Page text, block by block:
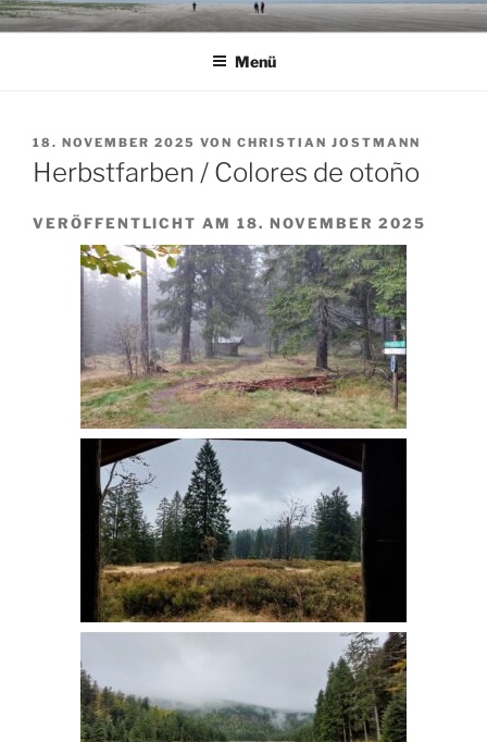
Zum
Inhalt
Menü
VERÖFFENTLICHT
AM
18. NOVEMBER 2025 VON CHRISTIAN JOSTMANN
Herbstfarben / Colores de otoño
VERÖFFENTLICHT AM 18. NOVEMBER 2025